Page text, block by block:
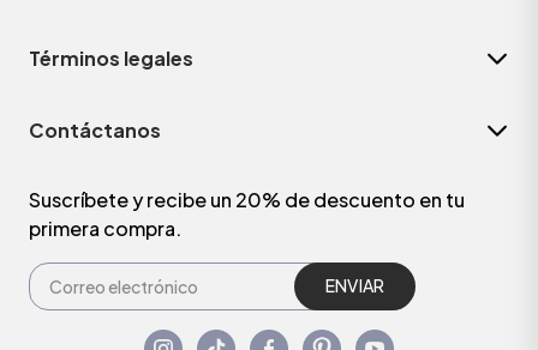
Términos legales
Contáctanos
Suscríbete y recibe un 20% de descuento en tu
primera compra.
ENVIAR